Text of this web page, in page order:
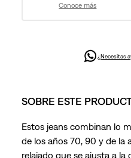
Conoce más
¿Necesitas
SOBRE ESTE
Estos jeans combinan lo
de los años 70, 90 y de la
relajado que se ajusta a